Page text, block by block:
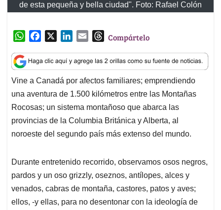
de esta pequeña y bella ciudad". Foto: Rafael Colón
W
a
t
s
A
p
p
c
e
b
o
o
k
n
k
e
d
I
n
a
i
l
T
r
e
a
d
s
Compártelo
Vine a Canadá por afectos familiares; emprendiendo
una aventura de 1.500 kilómetros entre las Montañas
Rocosas; un sistema montañoso que abarca las
provincias de la Columbia Británica y Alberta, al
noroeste del segundo país más extenso del mundo.
Durante entretenido recorrido, observamos osos negros,
pardos y un oso grizzly, oseznos, antílopes, alces y
venados, cabras de montaña, castores, patos y aves;
ellos, -y ellas, para no desentonar con la ideología de